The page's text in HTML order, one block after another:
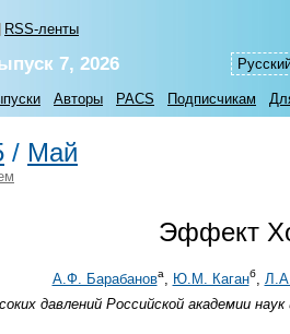
RSS-ленты
7, 2026
Авторы PACS Подписчикам
/ Май
Эффект
А.Ф. Барабанова, Ю.М. Каганб,
давлений Российской академии